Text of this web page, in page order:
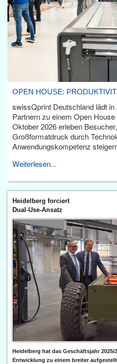
OPEN HOUSE:
swissQprint Deutschland lädt
Partnern zu einem Open
Oktober 2026 erleben
Großformatdruck durch
Anwendungskompetenz
Weiterlesen...
Heidelberg forciert
Dual-Use-Ansatz
Heidelberg hat das Geschäftsjahr
Entwicklung zu einem breiter